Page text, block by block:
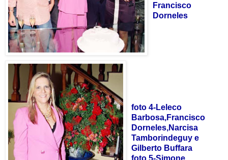
Francisco
Dorneles
foto 4-Leleco
Barbosa,Francisco
Dorneles,Narcisa
Tamborindeguy e
Gilberto Buffara
foto 5-Simone